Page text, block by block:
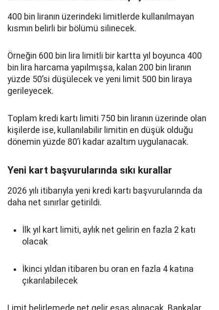
400 bin liranın üzerindeki limitlerde kullanılmayan
kısmın belirli bir bölümü silinecek.
Örneğin 600 bin lira limitli bir kartta yıl boyunca 400
bin lira harcama yapılmışsa, kalan 200 bin liranın
yüzde 50’si düşülecek ve yeni limit 500 bin liraya
gerileyecek.
Toplam kredi kartı limiti 750 bin liranın üzerinde olan
kişilerde ise, kullanılabilir limitin en düşük olduğu
dönemin yüzde 80’i kadar azaltım uygulanacak.
Yeni kart başvurularında sıkı kurallar
2026 yılı itibarıyla yeni kredi kartı başvurularında da
daha net sınırlar getirildi.
İlk yıl kart limiti, aylık net gelirin en fazla 2 katı
olacak
İkinci yıldan itibaren bu oran en fazla 4 katına
çıkarılabilecek
Limit belirlemede net gelir esas alınacak. Bankalar